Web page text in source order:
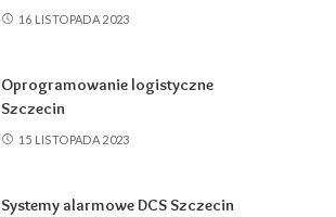
16 LISTOPADA 2023
Oprogramowanie logistyczne
Szczecin
15 LISTOPADA 2023
Systemy alarmowe DCS Szczecin